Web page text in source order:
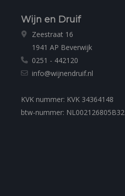
Wijn en Druif
Zeestraat 16
1941 AP Beverwijk
0251 - 442120
info@wijnendruif.nl
KVK nummer: KVK 34364148
btw-nummer: NL002126805B32